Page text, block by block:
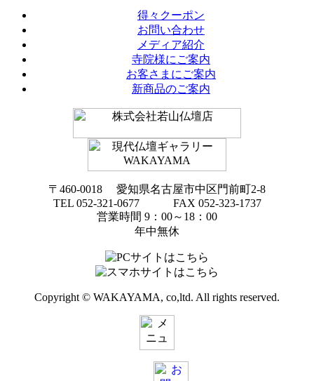
得々クーポン
お問い合わせ
メディア紹介
寺院様にご案内
お客さまにご案内
新商品のご案内
〒460-0018 愛知県名古屋市中区門前町2-8
TEL 052-321-0677 FAX 052-323-1737
営業時間 9：00～18：00
年中無休
Copyright © WAKAYAMA, co,ltd. All rights reserved.